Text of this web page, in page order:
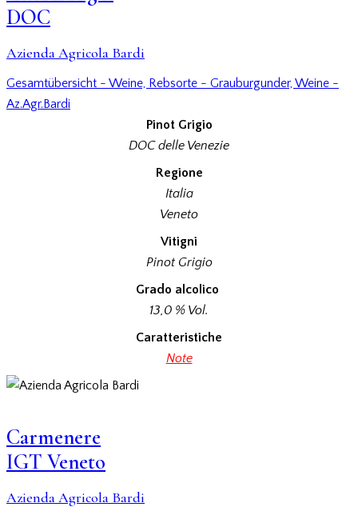
DOC
Azienda Agricola Bardi
Gesamtübersicht - Weine, Rebsorte - Grauburgunder, Weine -
Az.Agr.Bardi
Pinot Grigio
DOC delle Venezie
Regione
Italia
Veneto
Vitigni
Pinot Grigio
Grado alcolico
13,0 % Vol.
Caratteristiche
Note
Carmenere
IGT Veneto
Azienda Agricola Bardi